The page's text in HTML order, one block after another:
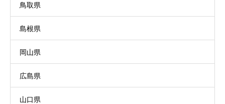
鳥取県
島根県
岡山県
広島県
山口県